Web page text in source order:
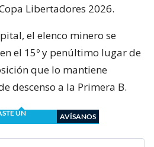
Libertadores 2026.
el elenco minero se
el 15º y penúltimo lugar de
que lo mantiene
descenso a la Primera B.
UN
AVÍSANOS